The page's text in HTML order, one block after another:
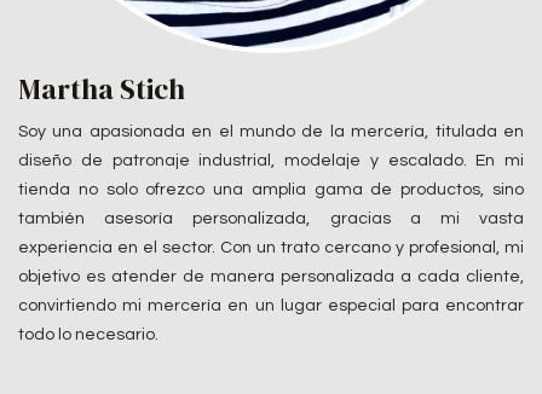
Martha Stich
Soy una apasionada en el mundo de la mercería, titulada en
diseño de patronaje industrial, modelaje y escalado. En mi
tienda no solo ofrezco una amplia gama de productos, sino
también asesoría personalizada, gracias a mi vasta
experiencia en el sector. Con un trato cercano y profesional, mi
objetivo es atender de manera personalizada a cada cliente,
convirtiendo mi mercería en un lugar especial para encontrar
todo lo necesario.